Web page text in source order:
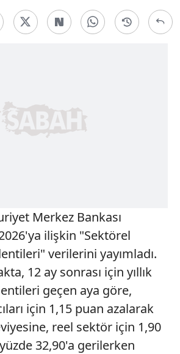
Merkez Bankası
ilişkin "Sektörel
verilerini yayımladı.
12 ay sonrası için yıllık
geçen aya göre,
için 1,15 puan azalarak
reel sektör için 1,90
32,90'a gerilerken